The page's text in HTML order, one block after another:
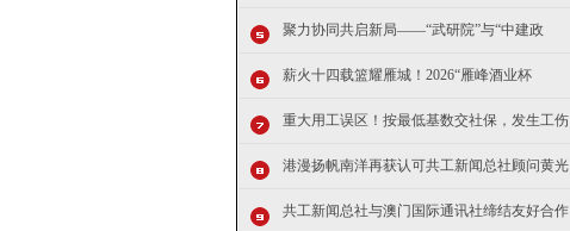
聚力协同共启新局——“武研院”与“中建政
薪火十四载篮耀雁城！2026“雁峰酒业杯
重大用工误区！按最低基数交社保，发生工伤
港漫扬帆南洋再获认可共工新闻总社顾问黄光
共工新闻总社与澳门国际通讯社缔结友好合作